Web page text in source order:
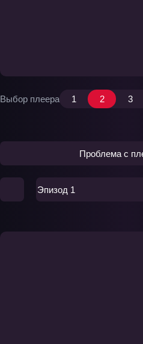
Выбор плеера 1 2 3
Проблема с
Эпизод 1